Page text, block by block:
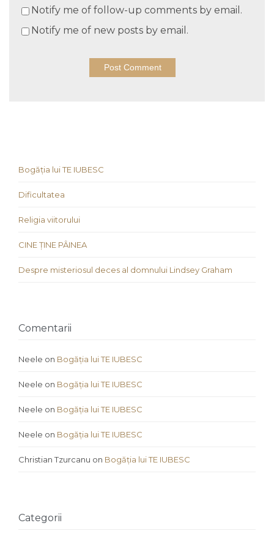
Notify me of follow-up comments by email.
Notify me of new posts by email.
Bogăția lui TE IUBESC
Dificultatea
Religia viitorului
CINE ȚINE PÂINEA
Despre misteriosul deces al domnului Lindsey Graham
Comentarii
Neele on Bogăția lui TE IUBESC
Neele on Bogăția lui TE IUBESC
Neele on Bogăția lui TE IUBESC
Neele on Bogăția lui TE IUBESC
Christian Tzurcanu on Bogăția lui TE IUBESC
Categorii